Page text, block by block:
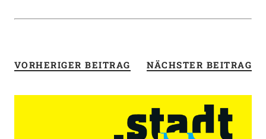
VORHERIGER BEITRAG NÄCHSTER BEITRAG